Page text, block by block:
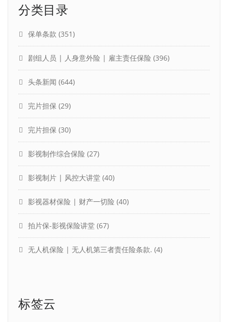
分类目录
保单条款 (351)
剧组人员 | 人身意外险 | 雇主责任保险 (396)
头条新闻 (644)
完片担保 (29)
完片担保 (30)
影视制作综合保险 (27)
影视制片 | 风控大讲堂 (40)
影视器材保险 | 财产一切险 (40)
拍片保-影视保险讲堂 (67)
无人机保险 | 无人机第三者责任险条款. (4)
标签云